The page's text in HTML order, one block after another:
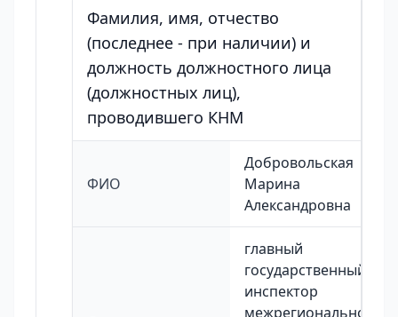
Фамилия, имя, отчество
(последнее - при наличии) и
должность должностного лица
(должностных лиц),
проводившего КНМ
ФИО
Добровольская
Марина
Александровна
главный
государственный
инспектор
межрегионального